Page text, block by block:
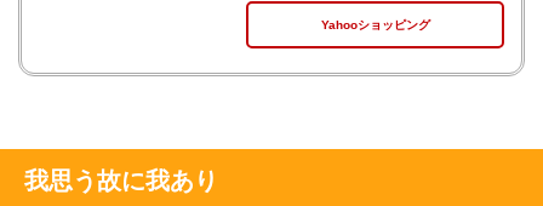
Yahooショッピング
我思う故に我あり